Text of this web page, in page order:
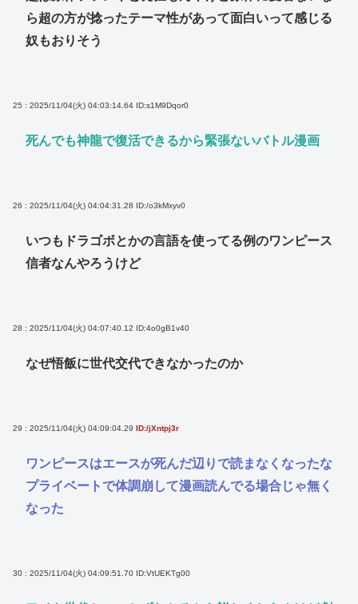
ら超の方が捻ったテーマ性があって面白いって感じる
奴もおりそう
25 : 2025/11/04(火) 04:03:14.64 ID:s1M9Dqor0
死んでも神龍で復活できるから緊張ないバトル漫画
26 : 2025/11/04(火) 04:04:31.28 ID:/o3kMxyv0
いつもドラゴボとかの言語を使ってる例のワンピース
信者なんやろうけど
28 : 2025/11/04(火) 04:07:40.12 ID:4o0gB1v40
なぜ悟飯に世代交代できなかったのか
29 : 2025/11/04(火) 04:09:04.29 ID:/jXntpj3r
ワンピースはエースが死んだ辺りで読まなくなったな
プライベートで体調崩して漫画読んでる場合じゃ無く
なった
30 : 2025/11/04(火) 04:09:51.70 ID:VtUEKTg00